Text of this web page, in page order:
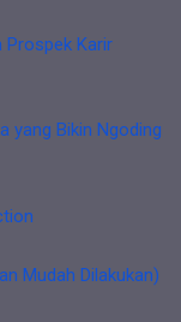
Prospek Karir
yang Bikin Ngoding
Mudah Dilakukan)